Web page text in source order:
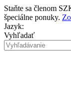
Preskočiť
na
obsah
Staňte sa členom
špeciálne ponuky.
Jazyk:
Vyhľadať